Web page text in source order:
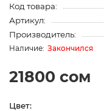
Код товара:
Артикул:
Производитель:
Закончился
21800 сом
Цвет: